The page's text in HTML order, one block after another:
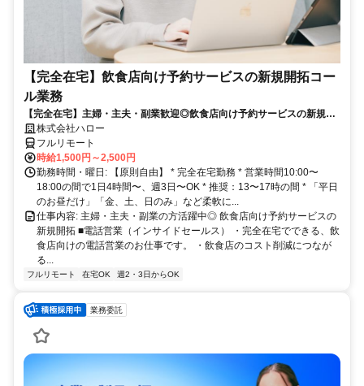
【完全在宅】飲食店向け予約サービスの新規開拓コー
ル業務
【完全在宅】主婦・主夫・副業歓迎◎飲食店向け予約サービスの新規開
拓 株式会社ハロー
フルリモート
時給1,500円～2,500円
勤務時間・曜日: 【原則自由】 * 完全在宅勤務 * 営業時間10:00〜
18:00の間で1日4時間〜、週3日〜OK * 推奨：13〜17時の間 * 「平日
のお昼だけ」「金、土、日のみ」など柔軟に...
仕事内容: 主婦・主夫・副業の方活躍中◎ 飲食店向け予約サービスの
新規開拓 ■電話営業（インサイドセールス） ・完全在宅でできる、飲
食店向けの電話営業のお仕事です。 ・飲食店のコスト削減につなが
る...
フルリモート 在宅OK 週2・3日からOK
業務委託